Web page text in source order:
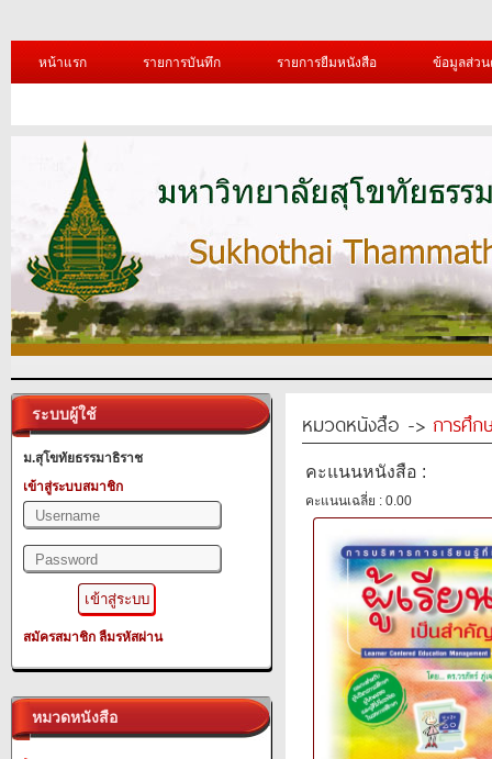
หน้าแรก รายการบันทึก รายการยืมหนังสือ ข้อมูลส่ว
ระบบผู้ใช้
ม.สุโขทัยธรรมาธิราช
เข้าสู่ระบบสมาชิก
สมัครสมาชิก ลืมรหัสผ่าน
หมวดหนังสือ
หมวดหนังสือ -> การศึก
คะแนนหนังสือ :
คะแนนเฉลี่ย : 0.00